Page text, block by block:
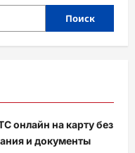
Поиск
онлайн на карту без
и документы